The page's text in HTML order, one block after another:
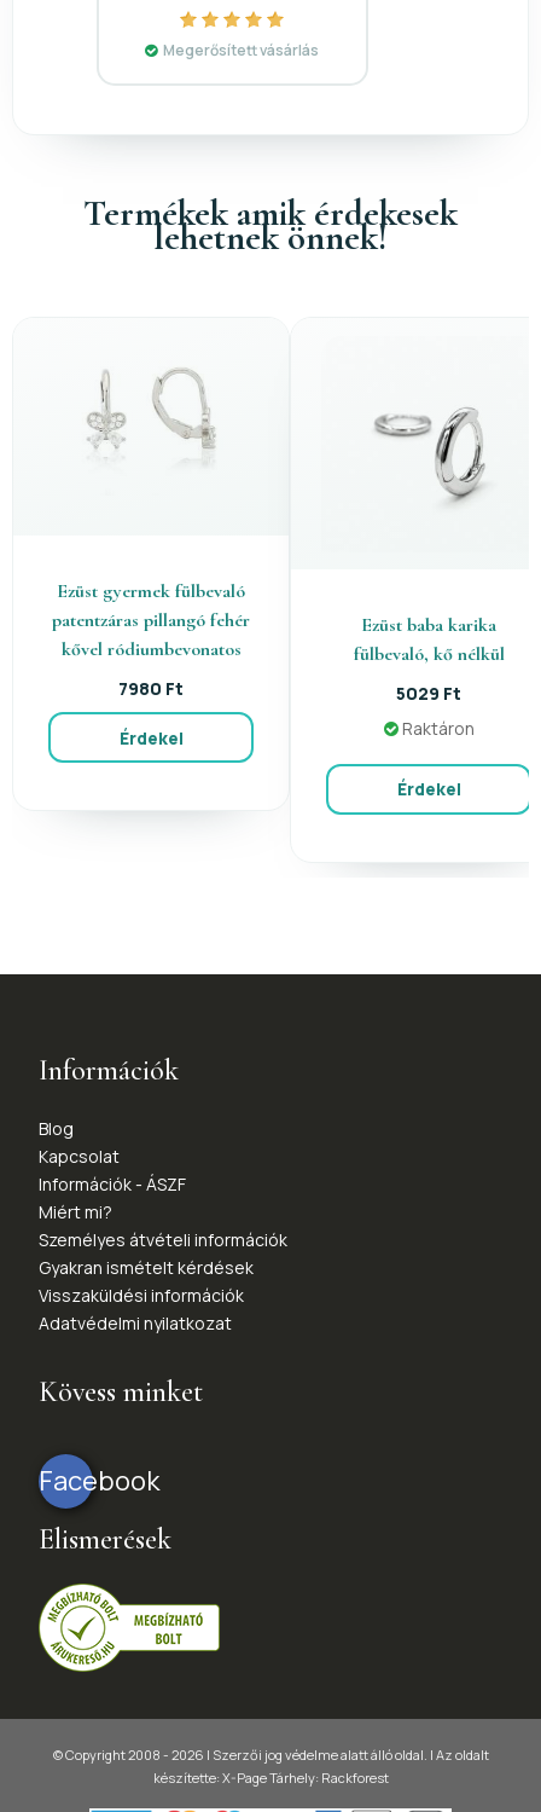
Megerősített vásárlás
Termékek amik érdekesek
lehetnek önnek!
Ezüst gyermek fülbevaló
patentzáras pillangó fehér
kővel ródiumbevonatos
7980 Ft
Érdekel
Ezüst baba karika
fülbevaló, kő nélkül
5029 Ft
Raktáron
Érdekel
Információk
Blog
Kapcsolat
Információk - ÁSZF
Miért mi?
Személyes átvételi információk
Gyakran ismételt kérdések
Visszaküldési információk
Adatvédelmi nyilatkozat
Kövess minket
Facebook
Elismerések
© Copyright 2008 - 2026 | Szerzői jog védelme alatt álló oldal. | Az oldalt
készítette: X-PageTárhely: Rackforest